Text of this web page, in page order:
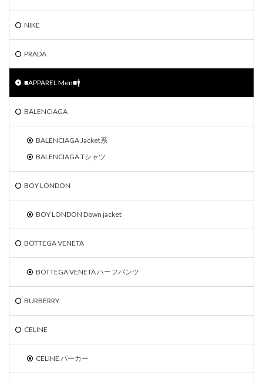
NIKE
PRADA
■APPAREL Men■🚹
BALENCIAGA
BALENCIAGA Jacket系
BALENCIAGA Tシャツ
BOY LONDON
BOY LONDON Down jacket
BOTTEGA VENETA
BOTTEGA VENETA ハーフパンツ
BURBERRY
CELINE
CELINE パーカー